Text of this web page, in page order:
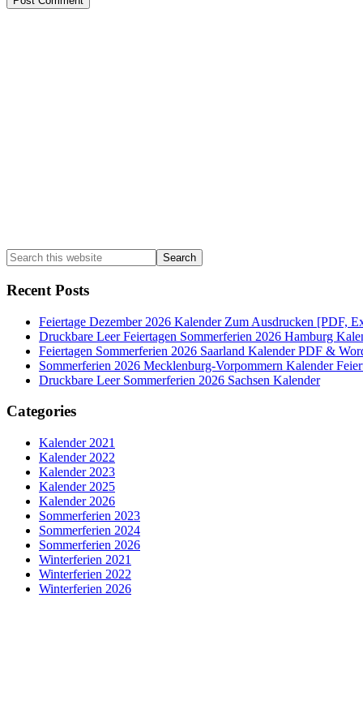
Search
this
website
Recent Posts
Feiertage Dezember 2026 Kalender Zum Ausdrucken [PDF,
Druckbare Leer Feiertagen Sommerferien 2026 Hamburg
Feiertagen Sommerferien 2026 Saarland Kalender PDF &
Sommerferien 2026 Mecklenburg-Vorpommern Kalender
Druckbare Leer Sommerferien 2026 Sachsen Kalender
Categories
Kalender 2021
Kalender 2022
Kalender 2023
Kalender 2025
Kalender 2026
Sommerferien 2023
Sommerferien 2024
Sommerferien 2026
Winterferien 2021
Winterferien 2022
Winterferien 2026